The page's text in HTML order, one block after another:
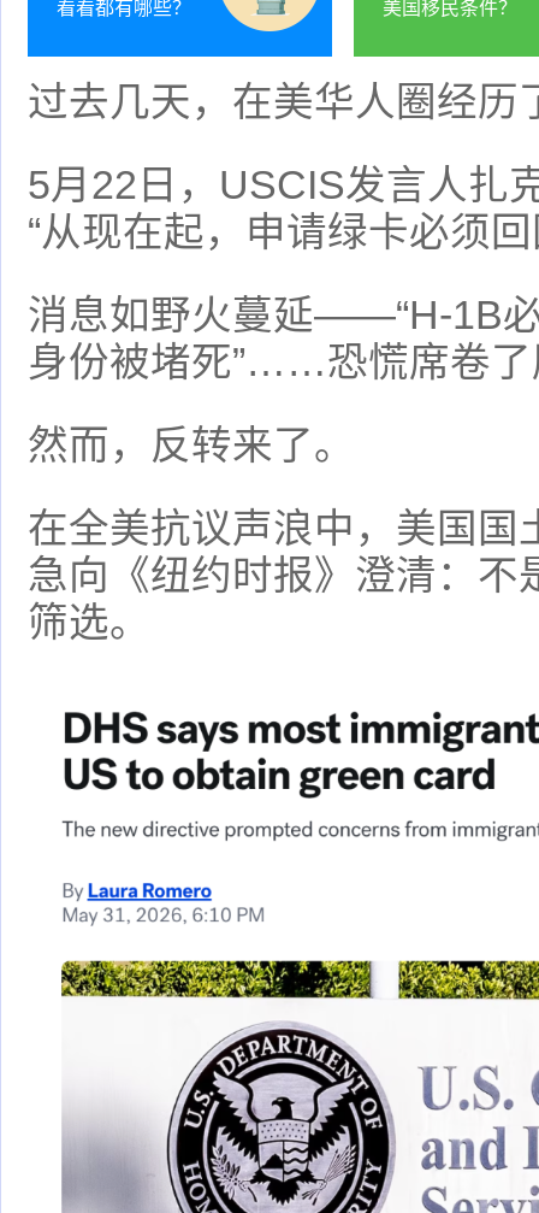
看看都有哪些？ 美国移民条件？
过去几天，在美华人圈经历
5月22日，USCIS发言人扎
“从现在起，申请绿卡必须
消息如野火蔓延——“H-1B
身份被堵死”……恐慌席卷了
然而，反转来了。
在全美抗议声浪中，美国国
急向《纽约时报》澄清：不
筛选。